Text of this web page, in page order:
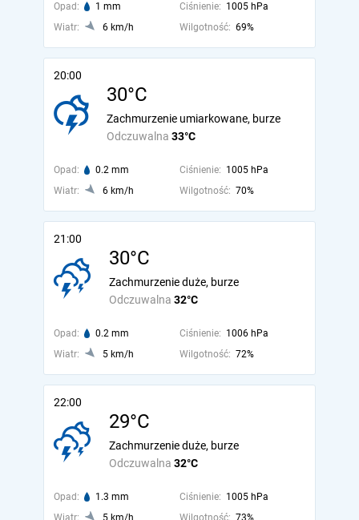
Opad: 1 mm Ciśnienie: 1005 hPa
Wiatr:
6 km/h Wilgotność: 69%
20:00
30°C
Odczuwalna 33°C
Zachmurzenie umiarkowane, burze
Opad: 0.2 mm Ciśnienie: 1005 hPa
Wiatr:
6 km/h Wilgotność: 70%
21:00
30°C
Odczuwalna 32°C
Zachmurzenie duże, burze
Opad: 0.2 mm Ciśnienie: 1006 hPa
Wiatr:
5 km/h Wilgotność: 72%
22:00
29°C
Odczuwalna 32°C
Zachmurzenie duże, burze
Opad: 1.3 mm Ciśnienie: 1005 hPa
Wiatr:
5 km/h Wilgotność: 73%